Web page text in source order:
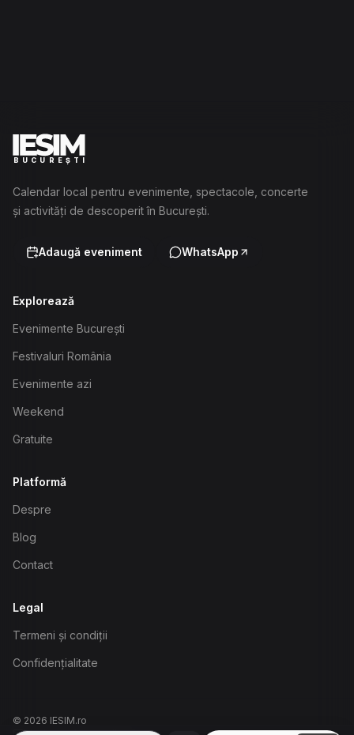
BUCUREȘTI
Calendar local pentru evenimente, spectacole, concerte
și activități de descoperit în București.
Adaugă eveniment WhatsApp
Explorează
Evenimente București
Festivaluri România
Evenimente azi
Weekend
Gratuite
Platformă
Despre
Blog
Contact
Legal
Termeni și condiții
Confidențialitate
© 2026 IESIM.ro